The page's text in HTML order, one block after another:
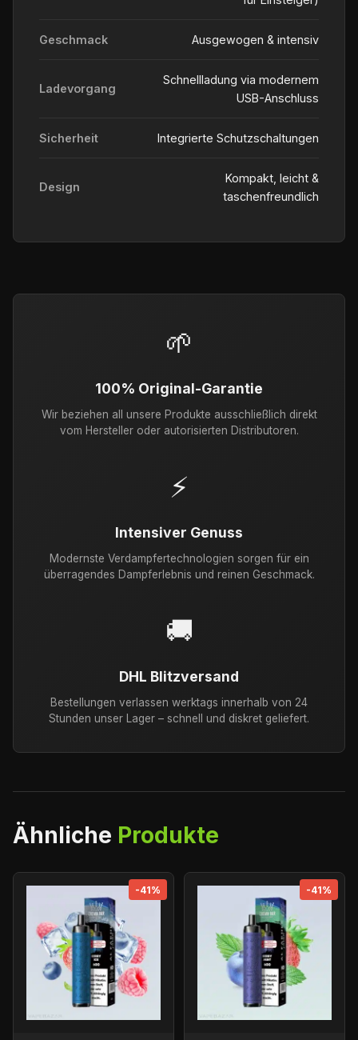
Geschmack Ausgewogen & intensiv
Ladevorgang
Schnellladung via modernem
USB-Anschluss
Sicherheit Integrierte Schutzschaltungen
Design
Kompakt, leicht &
taschenfreundlich
🌱
100% Original-Garantie
Wir beziehen all unsere Produkte ausschließlich direkt
vom Hersteller oder autorisierten Distributoren.
⚡
Intensiver Genuss
Modernste Verdampfertechnologien sorgen für ein
überragendes Dampferlebnis und reinen Geschmack.
🚚
DHL Blitzversand
Bestellungen verlassen werktags innerhalb von 24
Stunden unser Lager – schnell und diskret geliefert.
Ähnliche Produkte
-41% -41%